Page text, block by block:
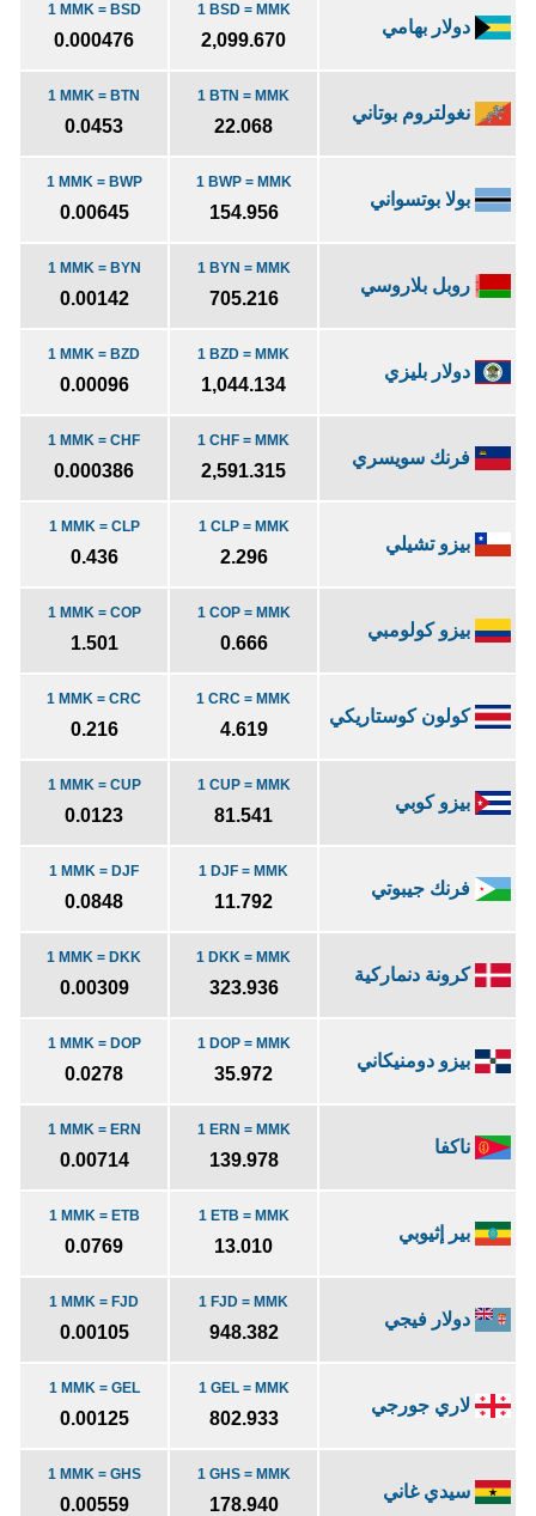
دولار بهامي
1 BSD = MMK
2,099.670
1 MMK = BSD
0.000476
نغولتروم بوتاني
1 BTN = MMK
22.068
1 MMK = BTN
0.0453
بولا بوتسواني
1 BWP = MMK
154.956
1 MMK = BWP
0.00645
روبل بلاروسي
1 BYN = MMK
705.216
1 MMK = BYN
0.00142
دولار بليزي
1 BZD = MMK
1,044.134
1 MMK = BZD
0.00096
فرنك سويسري
1 CHF = MMK
2,591.315
1 MMK = CHF
0.000386
بيزو تشيلي
1 CLP = MMK
2.296
1 MMK = CLP
0.436
بيزو كولومبي
1 COP = MMK
0.666
1 MMK = COP
1.501
كولون كوستاريكي
1 CRC = MMK
4.619
1 MMK = CRC
0.216
بيزو كوبي
1 CUP = MMK
81.541
1 MMK = CUP
0.0123
فرنك جيبوتي
1 DJF = MMK
11.792
1 MMK = DJF
0.0848
كرونة دنماركية
1 DKK = MMK
323.936
1 MMK = DKK
0.00309
بيزو دومنيكاني
1 DOP = MMK
35.972
1 MMK = DOP
0.0278
ناكفا
1 ERN = MMK
139.978
1 MMK = ERN
0.00714
بير إثيوبي
1 ETB = MMK
13.010
1 MMK = ETB
0.0769
دولار فيجي
1 FJD = MMK
948.382
1 MMK = FJD
0.00105
لاري جورجي
1 GEL = MMK
802.933
1 MMK = GEL
0.00125
سيدي غاني
1 GHS = MMK
178.940
1 MMK = GHS
0.00559